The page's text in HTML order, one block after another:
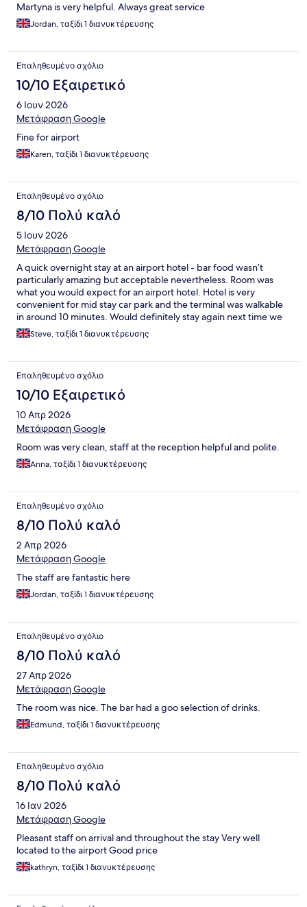
Martyna is very helpful. Always great service
Jordan, ταξίδι 1 διανυκτέρευσης
Επαληθευμένο σχόλιο
10/10 Εξαιρετικό
6 Ιουν 2026
Μετάφραση Google
Fine for airport
Karen, ταξίδι 1 διανυκτέρευσης
Επαληθευμένο σχόλιο
8/10 Πολύ καλό
5 Ιουν 2026
Μετάφραση Google
A quick overnight stay at an airport hotel - bar food wasn’t
particularly amazing but acceptable nevertheless. Room was
what you would expect for an airport hotel. Hotel is very
convenient for mid stay car park and the terminal was walkable
in around 10 minutes. Would definitely stay again next time we
have an early flight from Luton.
Steve, ταξίδι 1 διανυκτέρευσης
Επαληθευμένο σχόλιο
10/10 Εξαιρετικό
10 Απρ 2026
Μετάφραση Google
Room was very clean, staff at the reception helpful and polite.
Anna, ταξίδι 1 διανυκτέρευσης
Επαληθευμένο σχόλιο
8/10 Πολύ καλό
2 Απρ 2026
Μετάφραση Google
The staff are fantastic here
Jordan, ταξίδι 1 διανυκτέρευσης
Επαληθευμένο σχόλιο
8/10 Πολύ καλό
27 Απρ 2026
Μετάφραση Google
The room was nice. The bar had a goo selection of drinks.
Edmund, ταξίδι 1 διανυκτέρευσης
Επαληθευμένο σχόλιο
8/10 Πολύ καλό
16 Ιαν 2026
Μετάφραση Google
Pleasant staff on arrival and throughout the stay Very well
located to the airport Good price
kathryn, ταξίδι 1 διανυκτέρευσης